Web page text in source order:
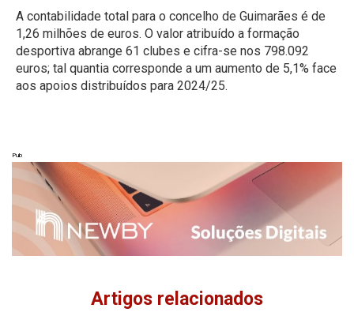
A contabilidade total para o concelho de Guimarães é de
1,26 milhões de euros. O valor atribuído a formação
desportiva abrange 61 clubes e cifra-se nos 798.092
euros; tal quantia corresponde a um aumento de 5,1% face
aos apoios distribuídos para 2024/25.
Pub
Artigos relacionados